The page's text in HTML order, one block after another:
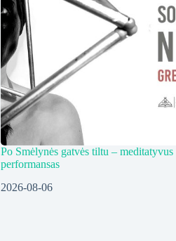
Po Smėlynės gatvės tiltu – meditatyvus
performansas
2026-08-06